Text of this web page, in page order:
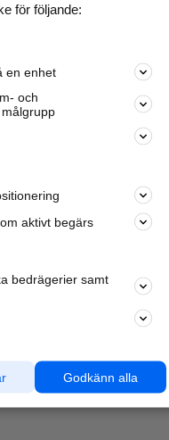
företaget på
nära dig.
för följande:
en enhet
och
aktivt begärs
bedrägerier samt
Godkänn alla